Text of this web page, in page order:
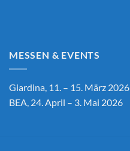
MESSEN & EVENTS
Giardina, 11. – 15. März 2026
BEA, 24. April – 3. Mai 2026